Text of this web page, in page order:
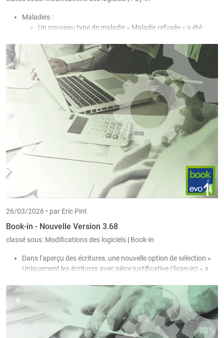
Maladies :
Un nouveau type de maladie « Maladie refusée » a été
Dans ce cas, afin que l’employeur ne doive rien débourser,
le type de paiement « Indemnisation par la CNS » est
utilisé, même si la CNS ne verse aucune contribution au
salarié.
Ces jours de maladie ne sont pris en compte ni pour le
régime des 77 jours ni pour celui des 546 jours. La maladie
est également déclarée via la DECMAL de la CCSS.
Un nouveau code salaire « Heures refusées maladie »
(HMALNA) peut être dorénavant utilisé dans la saisie
journalière.
26/03/2026 • par Eric Pint
Book-in - Nouvelle Version 3.68
classé sous: Modifications des logiciels | Book-in
Dans l’aperçu des écritures, une nouvelle option de sélection «
Uniquement les écritures avec pièce justificative (Scan-in) » a
Le verrouillage lors de la comptabilisation des journaux a été
Il est désormais possible que plusieurs personnes
modifient simultanément des écritures existantes dans le
même journal.